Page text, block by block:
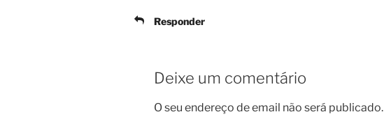
Responder
Deixe um comentário
O seu endereço de email não será publicado.